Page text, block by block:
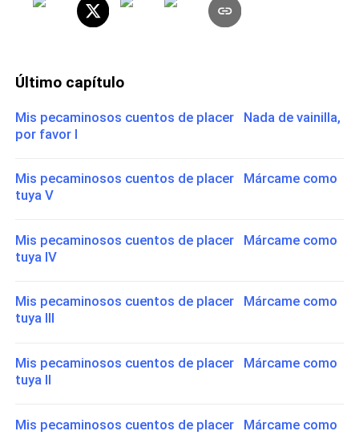
Último capítulo
Mis pecaminosos cuentos de placer Nada de vainilla,
por favor I
Mis pecaminosos cuentos de placer Márcame como
tuya V
Mis pecaminosos cuentos de placer Márcame como
tuya IV
Mis pecaminosos cuentos de placer Márcame como
tuya III
Mis pecaminosos cuentos de placer Márcame como
tuya II
Mis pecaminosos cuentos de placer Márcame como